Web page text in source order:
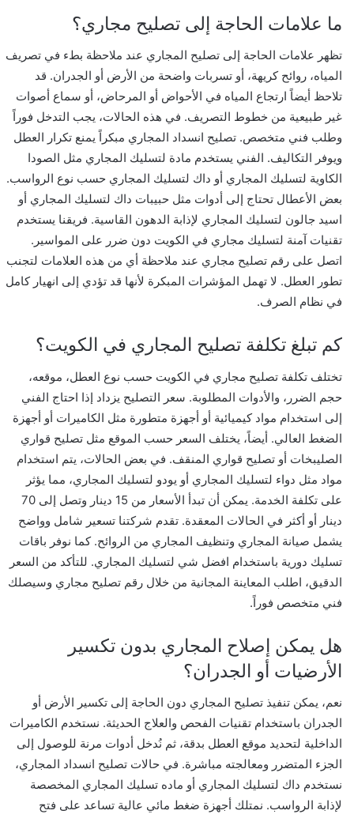
ما علامات الحاجة إلى تصليح مجاري؟
تظهر علامات الحاجة إلى تصليح المجاري عند ملاحظة بطء في تصريف
المياه، روائح كريهة، أو تسربات واضحة من الأرض أو الجدران. قد
تلاحظ أيضاً ارتجاع المياه في الأحواض أو المرحاض، أو سماع أصوات
غير طبيعية من خطوط التصريف. في هذه الحالات، يجب التدخل فوراً
وطلب فني متخصص. تصليح انسداد المجاري مبكراً يمنع تكرار العطل
ويوفر التكاليف. الفني يستخدم مادة لتسليك المجاري مثل الصودا
الكاوية لتسليك المجاري أو داك لتسليك المجاري حسب نوع الرواسب.
بعض الأعطال تحتاج إلى أدوات مثل حبيبات داك لتسليك المجاري أو
اسيد جالون لتسليك المجاري لإذابة الدهون القاسية. فريقنا يستخدم
تقنيات آمنة لتسليك مجاري في الكويت دون ضرر على المواسير.
اتصل على رقم تصليح مجاري عند ملاحظة أي من هذه العلامات لتجنب
تطور العطل. لا تهمل المؤشرات المبكرة لأنها قد تؤدي إلى انهيار كامل
في نظام الصرف.
كم تبلغ تكلفة تصليح المجاري في الكويت؟
تختلف تكلفة تصليح مجاري في الكويت حسب نوع العطل، موقعه،
حجم الضرر، والأدوات المطلوبة. سعر التصليح يزداد إذا احتاج الفني
إلى استخدام مواد كيميائية أو أجهزة متطورة مثل الكاميرات أو أجهزة
الضغط العالي. أيضاً، يختلف السعر حسب الموقع مثل تصليح قواري
الصليبخات أو تصليح قواري المنقف. في بعض الحالات، يتم استخدام
مواد مثل دواء لتسليك المجاري أو يودو لتسليك المجاري، مما يؤثر
على تكلفة الخدمة. يمكن أن تبدأ الأسعار من 15 دينار وتصل إلى 70
دينار أو أكثر في الحالات المعقدة. تقدم شركتنا تسعير شامل وواضح
يشمل صيانة المجاري وتنظيف المجاري من الروائح. كما نوفر باقات
تسليك دورية باستخدام افضل شي لتسليك المجاري. للتأكد من السعر
الدقيق، اطلب المعاينة المجانية من خلال رقم تصليح مجاري وسيصلك
فني متخصص فوراً.
هل يمكن إصلاح المجاري بدون تكسير
الأرضيات أو الجدران؟
نعم، يمكن تنفيذ تصليح المجاري دون الحاجة إلى تكسير الأرض أو
الجدران باستخدام تقنيات الفحص والعلاج الحديثة. نستخدم الكاميرات
الداخلية لتحديد موقع العطل بدقة، ثم نُدخل أدوات مرنة للوصول إلى
الجزء المتضرر ومعالجته مباشرة. في حالات تصليح انسداد المجاري،
نستخدم داك لتسليك المجاري أو ماده تسليك المجاري المخصصة
لإذابة الرواسب. نمتلك أجهزة ضغط مائي عالية تساعد على فتح